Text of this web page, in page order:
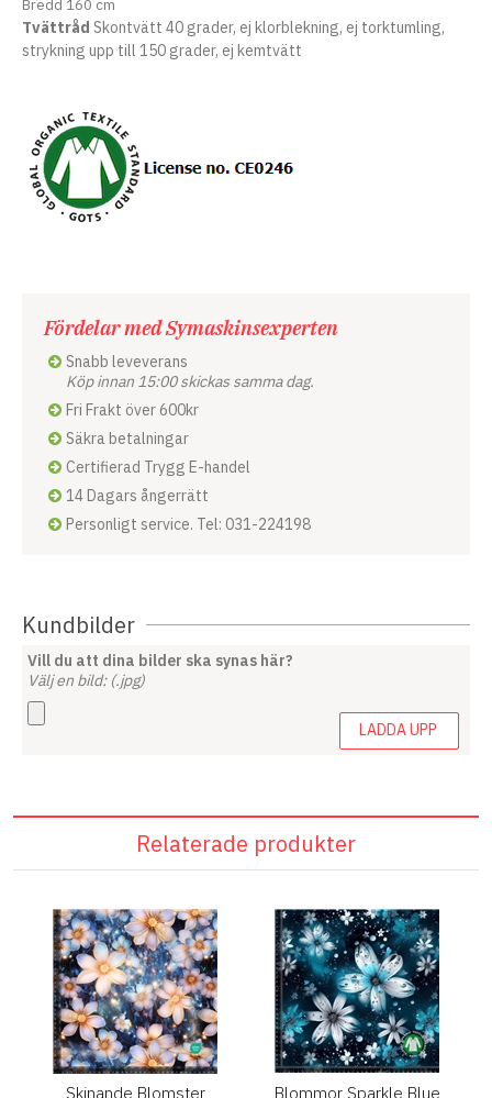
Bredd 160 cm
Tvättråd Skontvätt 40 grader, ej klorblekning, ej torktumling,
strykning upp till 150 grader, ej kemtvätt
Fördelar med Symaskinsexperten
Snabb leveverans
Köp innan 15:00 skickas samma dag.
Fri Frakt över 600kr
Säkra betalningar
Certifierad Trygg E-handel
14 Dagars ångerrätt
Personligt service. Tel: 031-224198
Kundbilder
Vill du att dina bilder ska synas här?
Välj en bild: (.jpg)
LADDA UPP
Relaterade produkter
Skinande Blomster Blommor Sparkle Blue